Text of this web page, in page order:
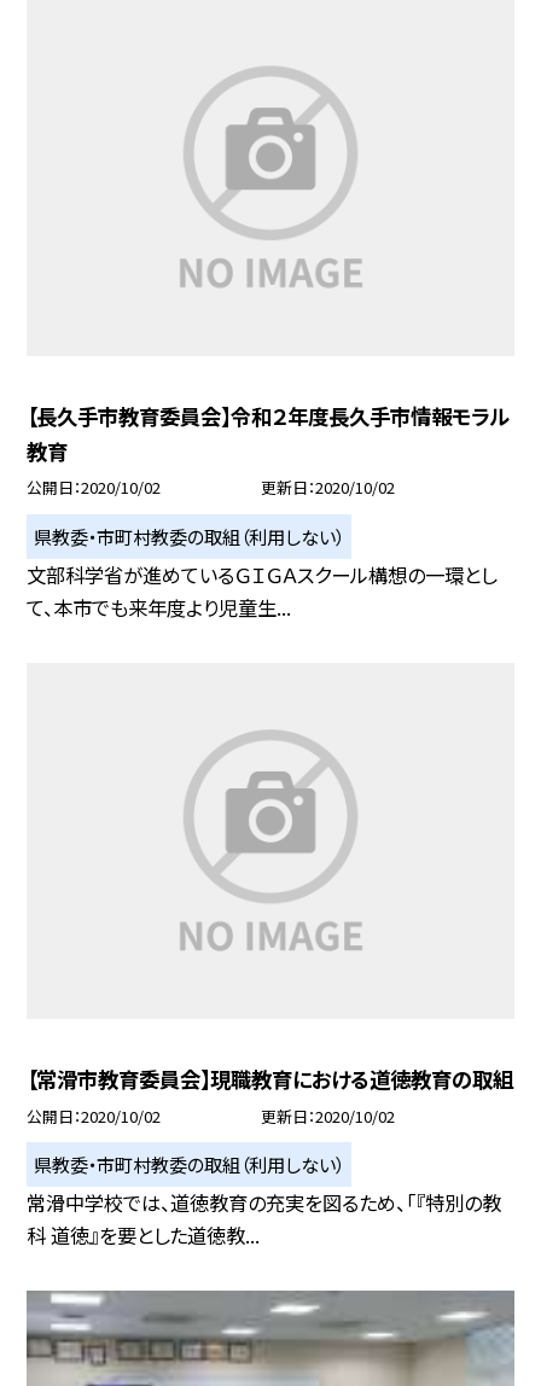
【長久手市教育委員会】令和２年度長久手市情報モラル
教育
公開日 2020/10/02 更新日 2020/10/02
県教委・市町村教委の取組（利用しない）
文部科学省が進めているＧＩＧＡスクール構想の一環とし
て、本市でも来年度より児童生...
【常滑市教育委員会】現職教育における道徳教育の取組
公開日 2020/10/02 更新日 2020/10/02
県教委・市町村教委の取組（利用しない）
常滑中学校では、道徳教育の充実を図るため、「『特別の教
科 道徳』を要とした道徳教...